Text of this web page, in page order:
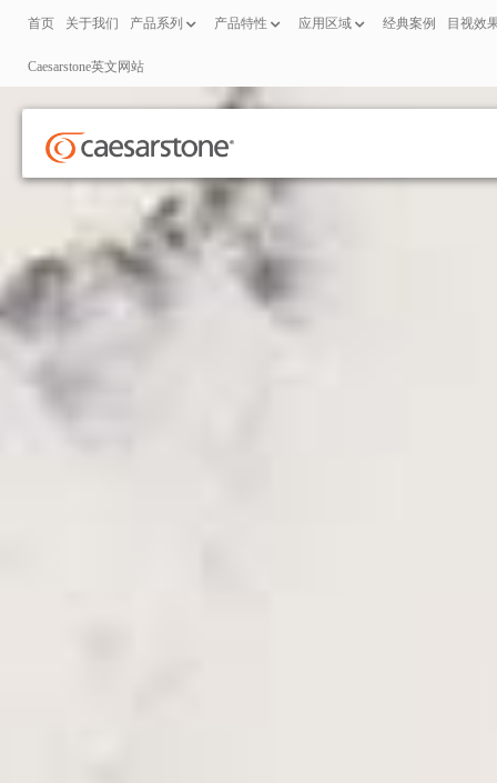
首页 关于我们 产品系列 产品特性 应用区域 经典案例 目视效
Caesarstone英文网站